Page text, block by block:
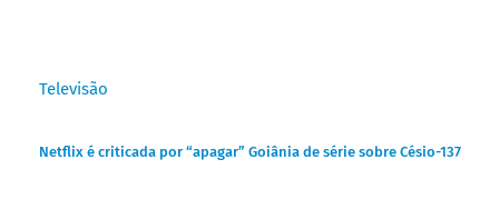
Televisão
Netflix é criticada por “apagar” Goiânia de série sobre Césio-137